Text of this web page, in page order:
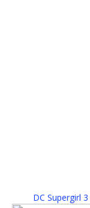
DC Supergirl 3